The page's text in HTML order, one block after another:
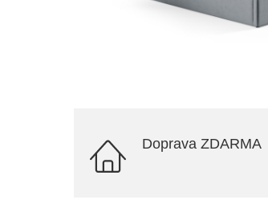
Doprava ZDARMA